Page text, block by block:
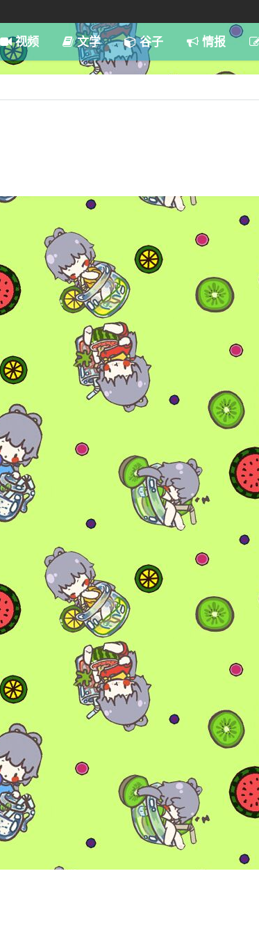
视频 文学 谷子 情报
您没有权限发布内容，请购买会员或者提升权
6位以上
6位以上
找回 已有帐号？